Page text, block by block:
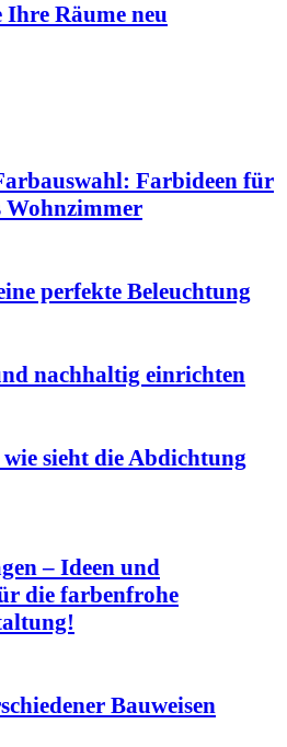
Ihre Räume neu
Farbideen für
Wohnzimmer
perfekte Beleuchtung
nachhaltig einrichten
sieht die Abdichtung
– Ideen und
die farbenfrohe
Bauweisen